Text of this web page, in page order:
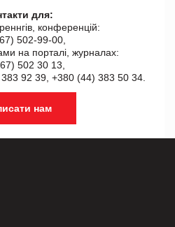
для:
конференцій:
502-99-00,
на порталі, журналах:
502 30 13,
92 39, +380 (44) 383 50 34.
нам